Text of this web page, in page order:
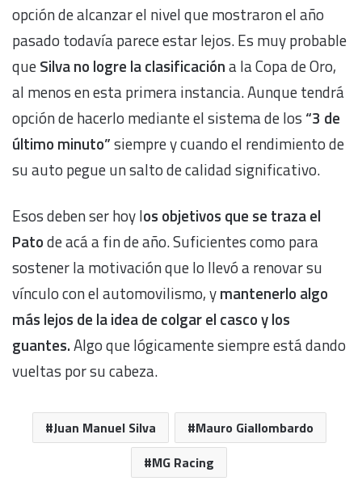
opción de alcanzar el nivel que mostraron el año
pasado todavía parece estar lejos. Es muy probable
queSilva no logre la clasificacióna la Copa de Oro,
al menos en esta primera instancia. Aunque tendrá
opción de hacerlo mediante el sistema de los “3 de
último minuto”siempre y cuando el rendimiento de
su auto pegue un salto de calidad significativo.
Esos deben ser hoy los objetivos que se traza el
Patode acá a fin de año. Suficientes como para
sostener la motivación que lo llevó a renovar su
vínculo con el automovilismo, ymantenerlo algo
más lejos de la idea de colgar el casco y los
guantes.Algo que lógicamente siempre está dando
vueltas por su cabeza.
Juan Manuel Silva
Mauro Giallombardo
MG Racing